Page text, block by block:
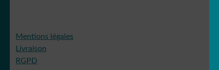
Mentions légales
Livraison
RGPD